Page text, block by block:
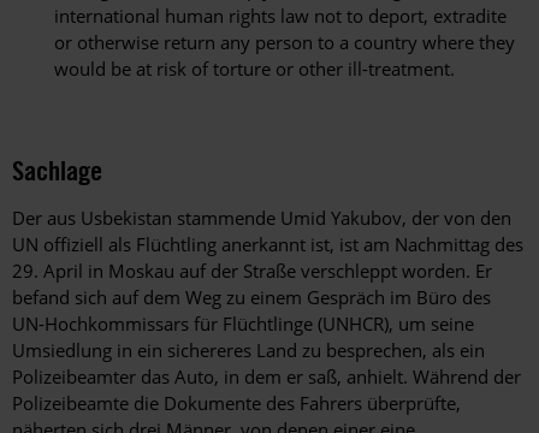
international human rights law not to deport, extradite
or otherwise return any person to a country where they
would be at risk of torture or other ill-treatment.
Sachlage
Der aus Usbekistan stammende Umid Yakubov, der von den
UN offiziell als Flüchtling anerkannt ist, ist am Nachmittag des
29. April in Moskau auf der Straße verschleppt worden. Er
befand sich auf dem Weg zu einem Gespräch im Büro des
UN-Hochkommissars für Flüchtlinge (UNHCR), um seine
Umsiedlung in ein sichereres Land zu besprechen, als ein
Polizeibeamter das Auto, in dem er saß, anhielt. Während der
Polizeibeamte die Dokumente des Fahrers überprüfte,